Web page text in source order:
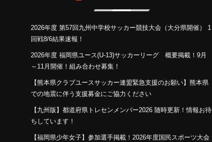
2026年度 第57回九州中学校サッカー競技大会（大分県開催） 1
回戦8/6結果速報！
2026年度 福岡県ユース(U-13)サッカーリーグ 概要掲載！9月
～11月開催！組み合わせ募集！
【熊本県クラブユースサッカー連盟緊急支援のお願い】熊本県
での地震に伴う支援募金にご協力ください
【九州版】都道府県トレセンメンバー2026 随時更新！情報お待
ちしています！
【福岡県少年女子】参加選手掲載！2026年度国民スポーツ大会